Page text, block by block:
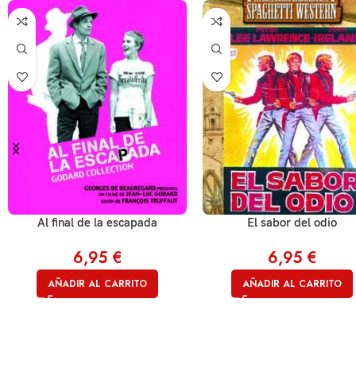
Al final de la escapada
6,95 €
AÑADIR AL CARRITO
El sabor del odio
6,95 €
AÑADIR AL CARRITO